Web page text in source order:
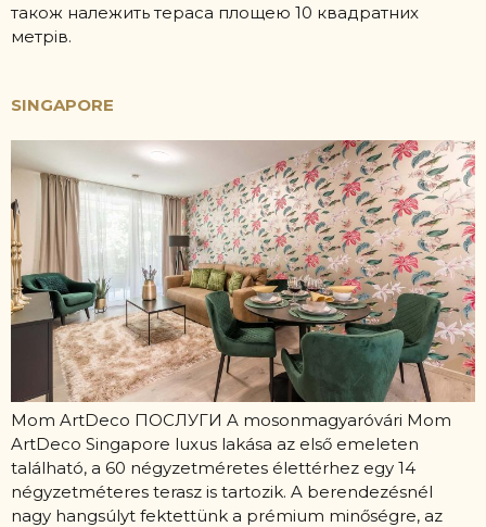
також належить тераса площею 10 квадратних
метрів.
SINGAPORE
Mom ArtDeco ПОСЛУГИ A mosonmagyaróvári Mom
ArtDeco Singapore luxus lakása az első emeleten
található, a 60 négyzetméretes élettérhez egy 14
négyzetméteres terasz is tartozik. A berendezésnél
nagy hangsúlyt fektettünk a prémium minőségre, az